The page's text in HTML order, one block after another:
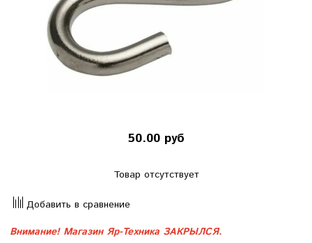
50.00 руб
Товар отсутствует
Добавить в сравнение
Внимание! Магазин Яр-Техника ЗАКРЫЛСЯ.